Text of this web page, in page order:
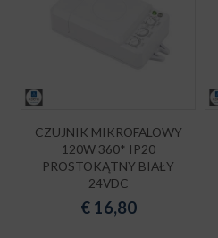
CZUJNIK MIKROFALOWY
120W 360* IP20
PROSTOKĄTNY BIAŁY
24VDC
€ 16,80